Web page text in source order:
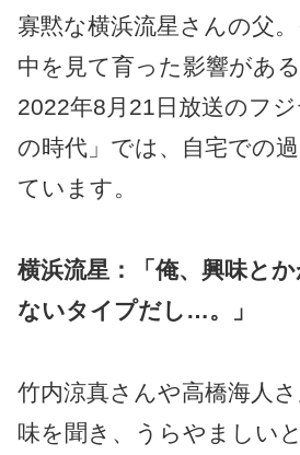
寡黙な横浜流星さんの父
中を見て育った影響があ
2022年8月21日放送のフ
の時代」では、自宅での
ています。
横浜流星：「俺、興味と
ないタイプだし…。」
竹内涼真さんや高橋海人
味を聞き、うらやましい